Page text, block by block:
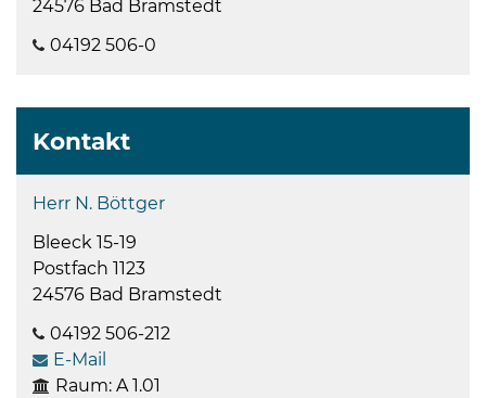
24576 Bad Bramstedt
04192 506-0
Kontakt
Herr N. Böttger
Bleeck 15-19
Postfach 1123
24576 Bad Bramstedt
04192 506-212
E-Mail
Raum: A 1.01